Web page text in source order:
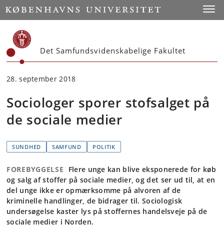
Start
Det Samfundsvidenskabelige Fakultet
28. september 2018
Sociologer sporer stofsalget på
de sociale medier
SUNDHED SAMFUND POLITIK
FOREBYGGELSE
Flere unge kan blive eksponerede for køb
og salg af stoffer på sociale medier, og det ser ud til, at en
del unge ikke er opmærksomme på alvoren af de
kriminelle handlinger, de bidrager til. Sociologisk
undersøgelse kaster lys på stoffernes handelsveje på de
sociale medier i Norden.